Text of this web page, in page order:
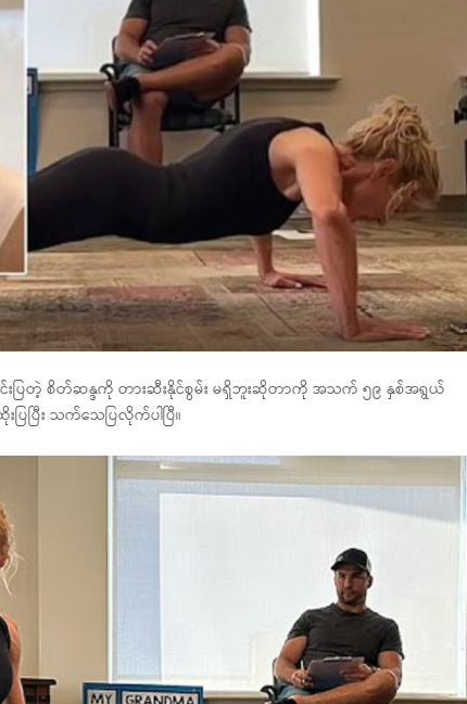
းပြတဲ့ စိတ်ဆန္ဒကို တားဆီးနိုင်စွမ်း မရှိဘူးဆိုတာကို အသက် ၅၉ နှစ်အရွယ်
ြပြီး သက်သေပြလိုက်ပါပြီ။